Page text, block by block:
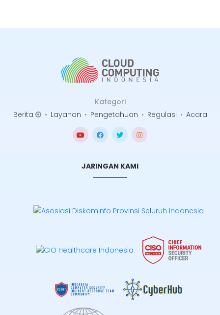
Kategori
Berita
• Layanan • Pengetahuan • Regulasi • Acara
JARINGAN KAMI